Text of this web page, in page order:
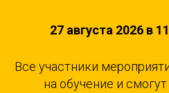
27 августа 2026 в
Все участники
на обучение и